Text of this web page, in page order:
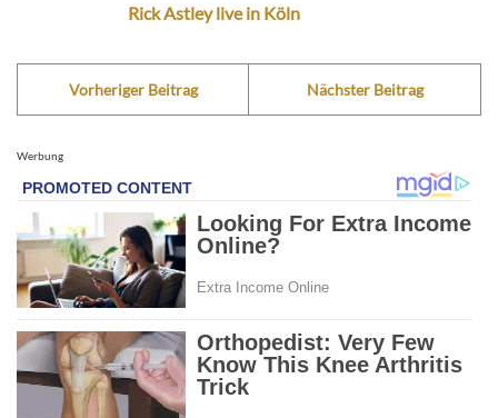
Rick Astley live in Köln
Vorheriger Beitrag Nächster Beitrag
Werbung